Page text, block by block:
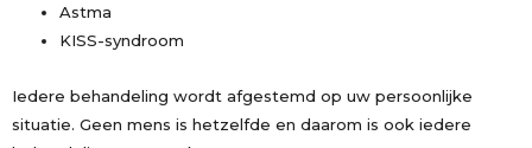
Astma
KISS-syndroom
Iedere behandeling wordt afgestemd op uw persoonlijke
situatie. Geen mens is hetzelfde en daarom is ook iedere